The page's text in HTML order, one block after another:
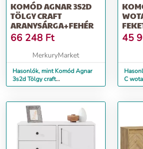
KOMÓD AGNAR 3S2D
TÖLGY CRAFT
ARANYSÁRGA+FEHÉR
66 248 Ft
MerkuryMarket
Hasonlók, mint Komód Agnar
3s2d Tölgy craft
aranysárga+fehér
45
C